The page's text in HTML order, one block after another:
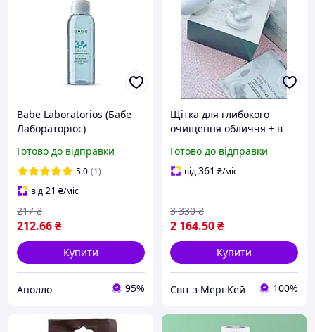
Babe Laboratorios (Бабе
Лабораторіос)
делікатного та глибокого
очищення обличчя Travel
Size 90 мл
Готово до відправки
5.0 (1)
від21 ₴/міс
212.66₴
217 ₴
Купити
Аполло 95%
Щітка для глибокого
очищення обличчя + в
skinvigorate sonic mary
kay
Готово до відправки
від361 ₴/міс
2 164.50₴
3 330 ₴
Купити
Світ з Мері Кей 100%